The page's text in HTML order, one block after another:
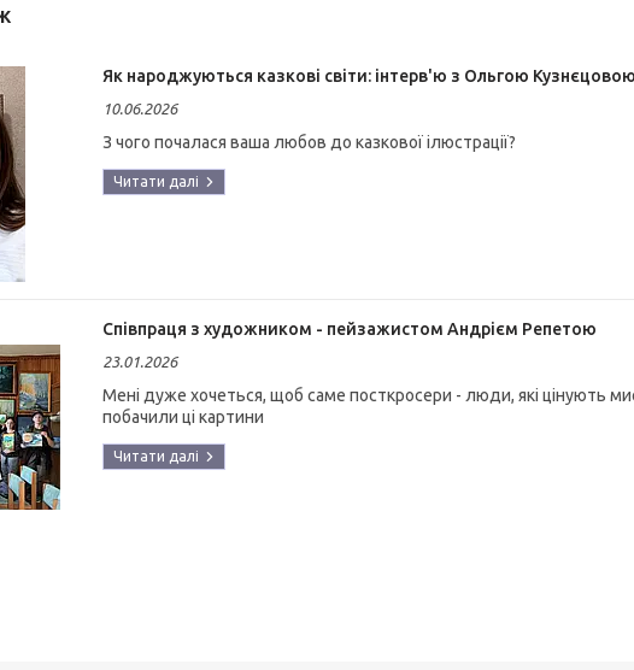
Як народжуються казкові світи: інтерв'ю з Ольгою
10.06.2026
З чого почалася ваша любов до казкової ілюстрації?
Співпраця з художником - пейзажистом Андрієм Репетою
23.01.2026
Мені дуже хочеться, щоб саме посткросери - люди, які цінують
побачили ці картини